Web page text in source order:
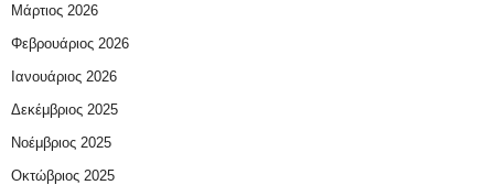
Μάρτιος 2026
Φεβρουάριος 2026
Ιανουάριος 2026
Δεκέμβριος 2025
Νοέμβριος 2025
Οκτώβριος 2025